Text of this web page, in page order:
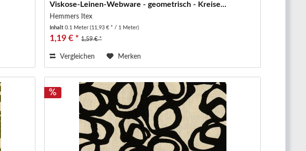
Viskose-Leinen-Webware - geometrisch - Kreise...
Hemmers Itex
Inhalt0.1 Meter(11,93 € * / 1 Meter)
1,19 € * 1,59 € *
Vergleichen Merken